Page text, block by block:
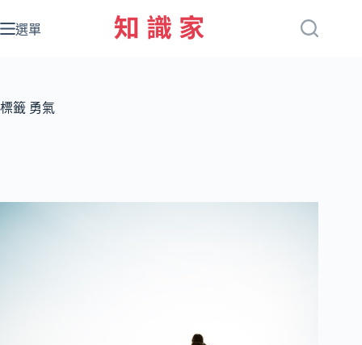
至
容
選單
標籤 勇氣